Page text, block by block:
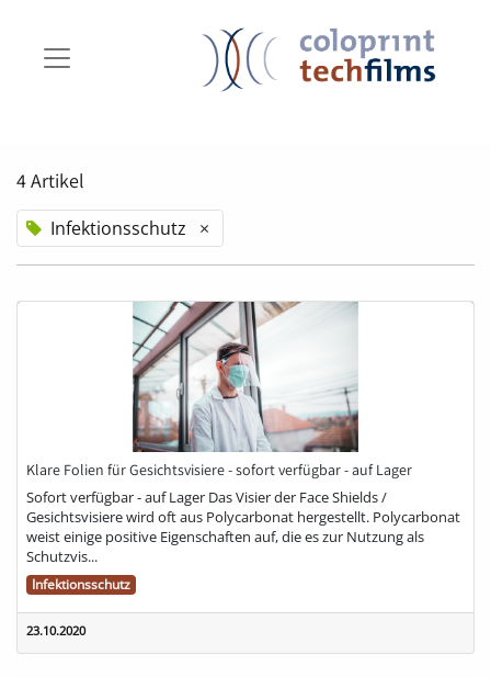
4 Artikel
Infektionsschutz ×
Klare Folien für Gesichtsvisiere - sofort verfügbar - auf Lager
Sofort verfügbar - auf Lager Das Visier der Face Shields /
Gesichtsvisiere wird oft aus Polycarbonat hergestellt. Polycarbonat
weist einige positive Eigenschaften auf, die es zur Nutzung als
Schutzvis...
Infektionsschutz
23.10.2020